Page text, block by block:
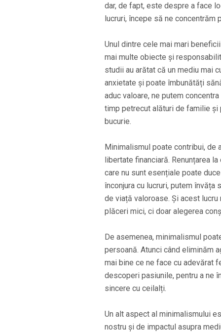
dar, de fapt, este despre a face
lucruri, începe să ne concentrăm
Unul dintre cele mai mari
mai multe obiecte și
studii au arătat că un mediu mai
anxietate și poate îmbunătăți
aduc valoare, ne putem
timp petrecut alături de familie și
bucurie.
Minimalismul poate contribui, de
libertate financiară. Renunțarea
care nu sunt esențiale poate
înconjura cu lucruri, putem învăța
de viață valoroase. Și acest lucru
plăceri mici, ci doar alegerea
De asemenea, minimalismul
persoană. Atunci când eliminăm
mai bine ce ne face cu adevărat
descoperi pasiunile, pentru a ne
sincere cu ceilalți.
Un alt aspect al minimalismului
nostru și de impactul asupra